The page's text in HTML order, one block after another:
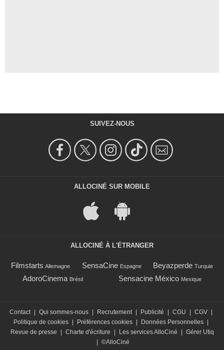
SUIVEZ-NOUS
ALLOCINÉ SUR MOBILE
ALLOCINÉ À L'ÉTRANGER
Filmstarts Allemagne SensaCine Espagne Beyazperde Turquie
AdoroCinema Brésil Sensacine México Mexique
Contact | Qui sommes-nous | Recrutement | Publicité | CGU | CGV |
Politique de cookies | Préférences cookies | Données Personnelles |
Revue de presse
| Charte d'écriture | Les services AlloCiné | Gérer Utiq
| ©AlloCiné